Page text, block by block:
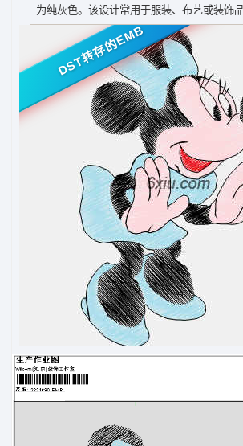
为纯灰色。该设计常用于服装、布艺或装饰品
DST转存的EMB